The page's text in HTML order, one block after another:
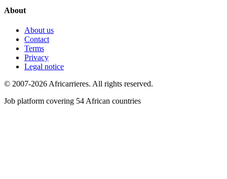
About
About us
Contact
Terms
Privacy
Legal notice
© 2007-2026 Africarrieres. All rights reserved.
Job platform covering 54 African countries